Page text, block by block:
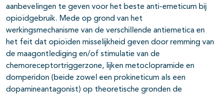
aanbevelingen te geven voor het beste anti-emeticum bij
opioïdgebruik. Mede op grond van het
werkingsmechanisme van de verschillende antiemetica en
het feit dat opioïden misselijkheid geven door remming van
de maagontlediging en/of stimulatie van de
chemoreceptortriggerzone, lijken metoclopramide en
domperidon (beide zowel een prokineticum als een
dopamineantagonist) op theoretische gronden de